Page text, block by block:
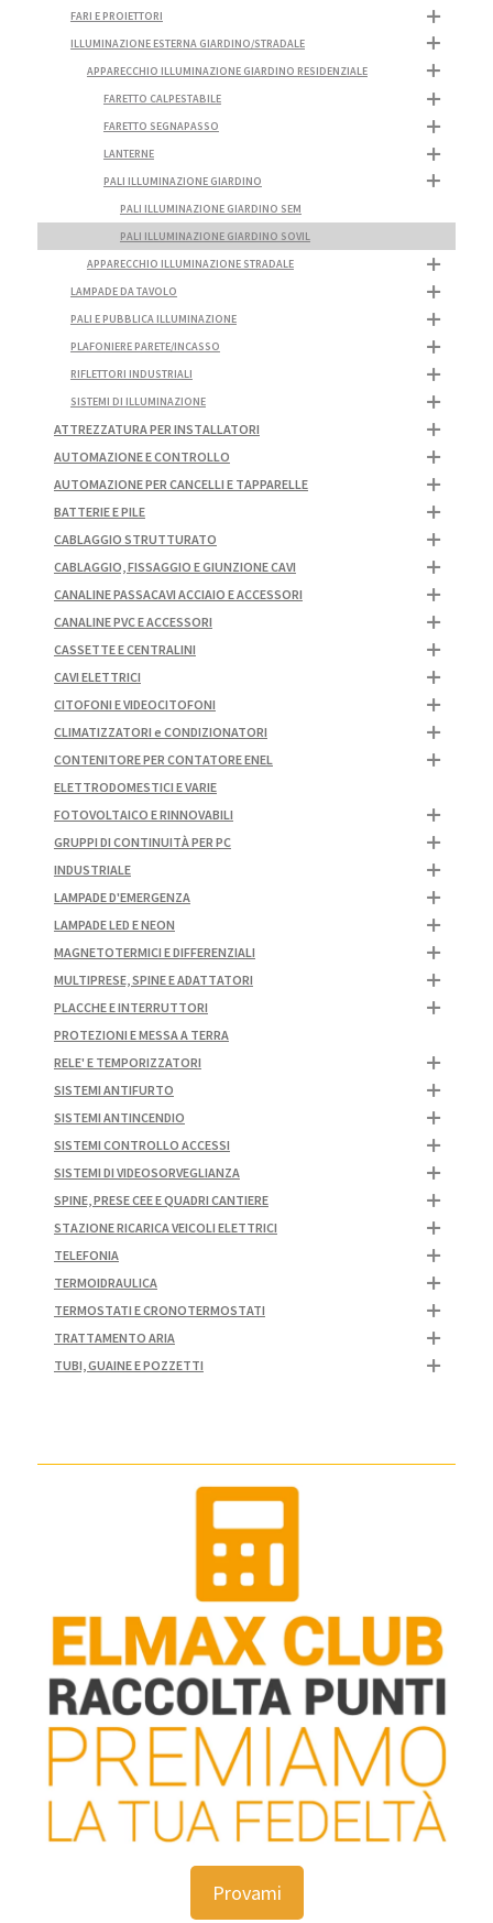
FARI E PROIETTORI
ILLUMINAZIONE ESTERNA GIARDINO/STRADALE
APPARECCHIO ILLUMINAZIONE GIARDINO RESIDENZIALE
FARETTO CALPESTABILE
FARETTO SEGNAPASSO
LANTERNE
PALI ILLUMINAZIONE GIARDINO
PALI ILLUMINAZIONE GIARDINO SEM
PALI ILLUMINAZIONE GIARDINO SOVIL
APPARECCHIO ILLUMINAZIONE STRADALE
LAMPADE DA TAVOLO
PALI E PUBBLICA ILLUMINAZIONE
PLAFONIERE PARETE/INCASSO
RIFLETTORI INDUSTRIALI
SISTEMI DI ILLUMINAZIONE
ATTREZZATURA PER INSTALLATORI
AUTOMAZIONE E CONTROLLO
AUTOMAZIONE PER CANCELLI E TAPPARELLE
BATTERIE E PILE
CABLAGGIO STRUTTURATO
CABLAGGIO, FISSAGGIO E GIUNZIONE CAVI
CANALINE PASSACAVI ACCIAIO E ACCESSORI
CANALINE PVC E ACCESSORI
CASSETTE E CENTRALINI
CAVI ELETTRICI
CITOFONI E VIDEOCITOFONI
CLIMATIZZATORI e CONDIZIONATORI
CONTENITORE PER CONTATORE ENEL
ELETTRODOMESTICI E VARIE
FOTOVOLTAICO E RINNOVABILI
GRUPPI DI CONTINUITÀ PER PC
INDUSTRIALE
LAMPADE D'EMERGENZA
LAMPADE LED E NEON
MAGNETOTERMICI E DIFFERENZIALI
MULTIPRESE, SPINE E ADATTATORI
PLACCHE E INTERRUTTORI
PROTEZIONI E MESSA A TERRA
RELE' E TEMPORIZZATORI
SISTEMI ANTIFURTO
SISTEMI ANTINCENDIO
SISTEMI CONTROLLO ACCESSI
SISTEMI DI VIDEOSORVEGLIANZA
SPINE, PRESE CEE E QUADRI CANTIERE
STAZIONE RICARICA VEICOLI ELETTRICI
TELEFONIA
TERMOIDRAULICA
TERMOSTATI E CRONOTERMOSTATI
TRATTAMENTO ARIA
TUBI, GUAINE E POZZETTI
Provami